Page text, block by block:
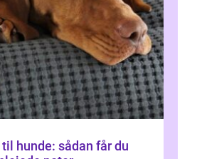
hunde: sådan får du